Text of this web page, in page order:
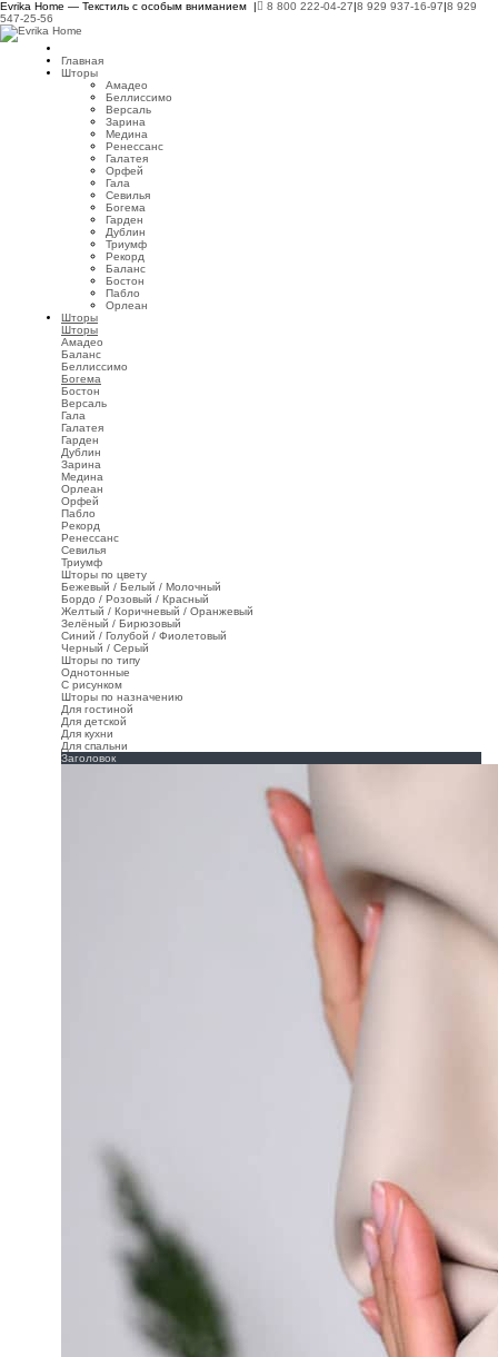
Evrika Home — Текстиль с особым вниманием | 8 800 222-04-27|8 929 937-16-97|8 929
547-25-56
Главная
Шторы
Амадео
Беллиссимо
Версаль
Зарина
Медина
Ренессанс
Галатея
Орфей
Гала
Севилья
Богема
Гарден
Дублин
Триумф
Рекорд
Баланс
Бостон
Пабло
Орлеан
Шторы
Шторы
Амадео
Баланс
Беллиссимо
Богема
Бостон
Версаль
Гала
Галатея
Гарден
Дублин
Зарина
Медина
Орлеан
Орфей
Пабло
Рекорд
Ренессанс
Севилья
Триумф
Шторы по цвету
Бежевый / Белый / Молочный
Бордо / Розовый / Красный
Желтый / Коричневый / Оранжевый
Зелёный / Бирюзовый
Синий / Голубой / Фиолетовый
Черный / Серый
Шторы по типу
Однотонные
С рисунком
Шторы по назначению
Для гостиной
Для детской
Для кухни
Для спальни
Заголовок